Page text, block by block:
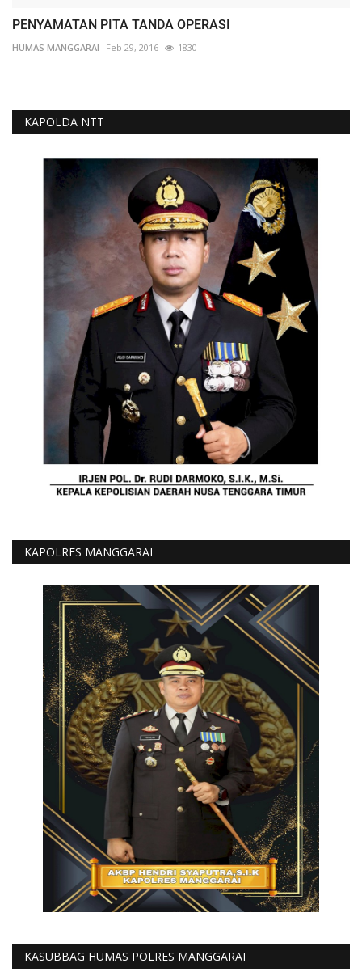
PENYAMATAN PITA TANDA OPERASI
HUMAS MANGGARAI Feb 29, 2016 1830
KAPOLDA NTT
KAPOLRES MANGGARAI
KASUBBAG HUMAS POLRES MANGGARAI